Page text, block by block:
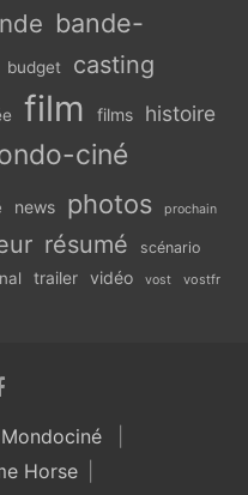
bande-
budget casting
film films histoire
ciné
news photos prochain
résumé scénario
trailer vidéo vost vostfr
Mondociné
Horse